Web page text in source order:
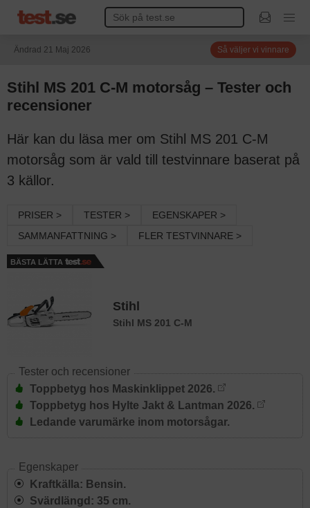
Ändrad 21 Maj 2026 Så väljer vi vinnare
Stihl MS 201 C-M motorsåg – Tester och
recensioner
Här kan du läsa mer om Stihl MS 201 C-M
motorsåg som är vald till testvinnare baserat på
3 källor.
PRISER > TESTER >
EGENSKAPER >
SAMMANFATTNING >
FLER TESTVINNARE >
BÄSTA LÄTTA
Stihl
Stihl MS 201 C-M
Tester och recensioner
Toppbetyg hos Maskinklippet 2026.
Toppbetyg hos Hylte Jakt & Lantman 2026.
Ledande varumärke inom motorsågar.
Egenskaper
Kraftkälla: Bensin.
Svärdlängd: 35 cm.